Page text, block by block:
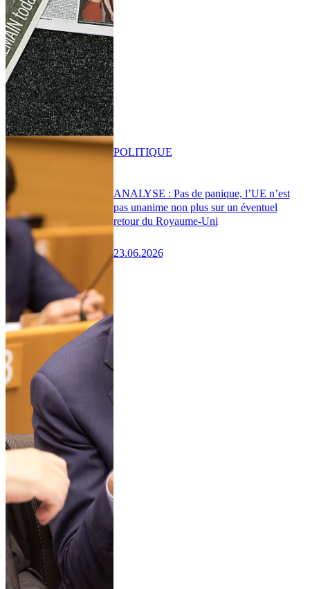
ANALYSE : Pas de panique, l’UE n’est
pas unanime non plus sur un éventuel
retour du Royaume-Uni
23.06.2026
POLITIQUE